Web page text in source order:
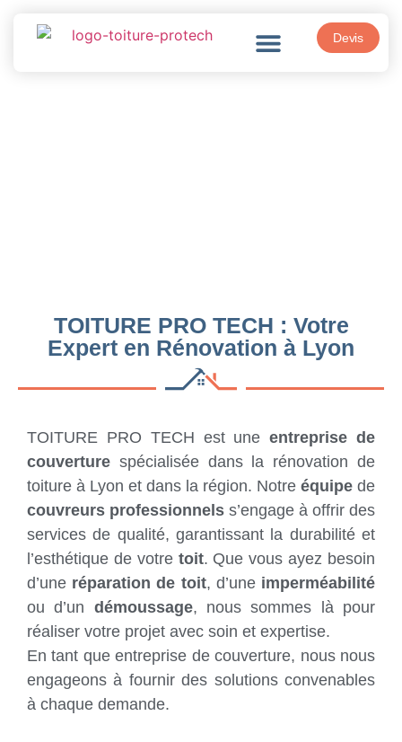
Devis
TOITURE PRO TECH : Votre
Expert en Rénovation à Lyon
TOITURE PRO TECH est uneentreprise de
couverture spécialisée dans la rénovation de
toiture à Lyon et dans la région. Notre équipe de
couvreurs professionnels s’engage à offrir des
services de qualité, garantissant la durabilité et
l’esthétique de votre toit. Que vous ayez besoin
d’une réparation de toit, d’une imperméabilité
ou d’un démoussage, nous sommes là pour
réaliser votre projet avec soin et expertise.
En tant que entreprise de couverture, nous nous
engageons à fournir des solutions convenables
à chaque demande.